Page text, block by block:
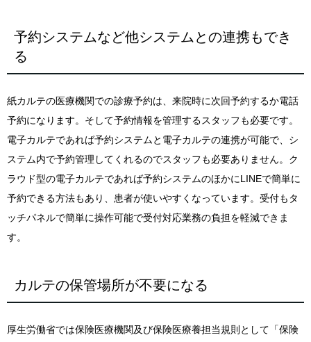
予約システムなど他システムとの連携もでき
る
紙カルテの医療機関での診療予約は、来院時に次回予約するか電話
予約になります。そして予約情報を管理するスタッフも必要です。
電子カルテであれば予約システムと電子カルテの連携が可能で、シ
ステム内で予約管理してくれるのでスタッフも必要ありません。ク
ラウド型の電子カルテであれば予約システムのほかにLINEで簡単に
予約できる方法もあり、患者が使いやすくなっています。受付もタ
ッチパネルで簡単に操作可能で受付対応業務の負担を軽減できま
す。
カルテの保管場所が不要になる
厚生労働省では保険医療機関及び保険医療養担当規則として「保険